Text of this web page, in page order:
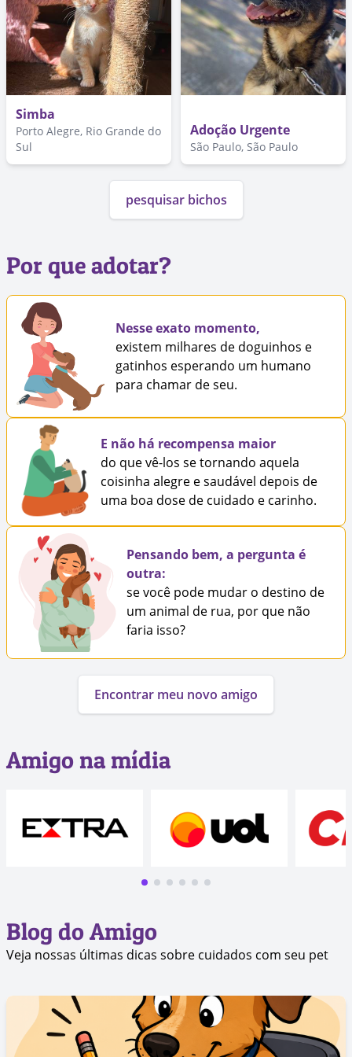
Simba
Porto Alegre, Rio Grande do
Sul
Adoção Urgente
São Paulo, São Paulo
pesquisar bichos
Por que adotar?
Nesse exato momento,
existem milhares de doguinhos e
gatinhos esperando um humano
para chamar de seu.
E não há recompensa maior
do que vê-los se tornando aquela
coisinha alegre e saudável depois de
uma boa dose de cuidado e carinho.
Pensando bem, a pergunta é
outra:
se você pode mudar o destino de
um animal de rua, por que não
faria isso?
Encontrar meu novo amigo
Amigo na mídia
Blog do Amigo
Veja nossas últimas dicas sobre cuidados com seu pet